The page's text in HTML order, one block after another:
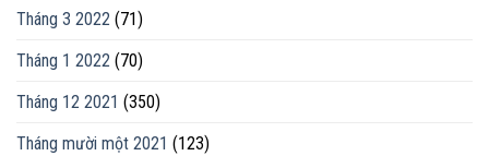
Tháng 3 2022 (71)
Tháng 1 2022 (70)
Tháng 12 2021 (350)
Tháng mười một 2021 (123)